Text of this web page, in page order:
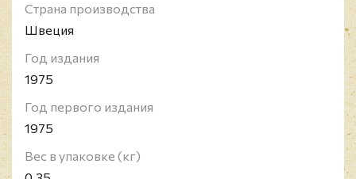
Страна производства
Швеция
Год издания
1975
Год первого издания
1975
Вес в упаковке (кг)